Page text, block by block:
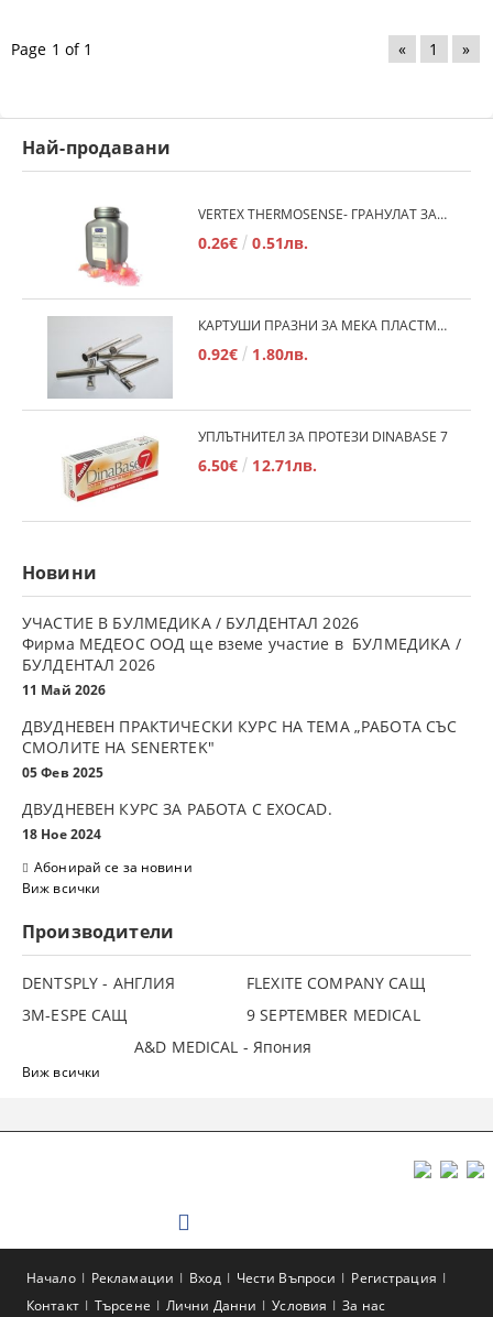
Page 1 of 1 « 1 »
Най-продавани
VERTEX THERMOSENSE- ГРАНУЛАТ ЗА МЕКИ ПРОТЕЗИ
0.26€ 0.51лв.
КАРТУШИ ПРАЗНИ ЗА МЕКА ПЛАСТМАСА
0.92€ 1.80лв.
УПЛЪТНИТЕЛ ЗА ПРОТЕЗИ DINABASE 7
6.50€ 12.71лв.
Новини
УЧАСТИЕ В БУЛМЕДИКА / БУЛДЕНТАЛ 2026
Фирма МЕДЕОС ООД ще вземе участие в БУЛМЕДИКА /
БУЛДЕНТАЛ 2026
11 Май 2026
ДВУДНЕВЕН ПРАКТИЧЕСКИ КУРС НА ТЕМА „РАБОТА СЪС
СМОЛИТЕ НА SENERTEK"
05 Фев 2025
ДВУДНЕВЕН КУРС ЗА РАБОТА С ЕXOCAD.
18 Ное 2024
Абонирай се за новини
Виж всички
Производители
DENTSPLY - АНГЛИЯ
FLEXITE COMPANY САЩ
3М-ESPE САЩ
9 SEPTEMBER MEDICAL
A&D MEDICAL - Япония
Виж всички
Начало Рекламации Вход Чести Въпроси
Регистрация
Контакт
Търсене Лични Данни Условия За нас